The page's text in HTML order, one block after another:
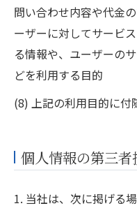
問い合わせ内容や代金
ーザーに対してサービ
る情報や、ユーザーの
どを利用する目的
(8) 上記の利用目的に付
個人情報の第三者
1. 当社は、次に掲げる